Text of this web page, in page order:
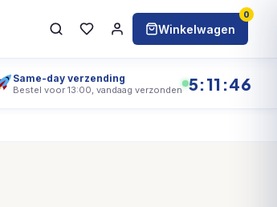
Winkelwagen
0
Same-day verzending
Bestel voor 13:00, vandaag verzonden 5:11:45